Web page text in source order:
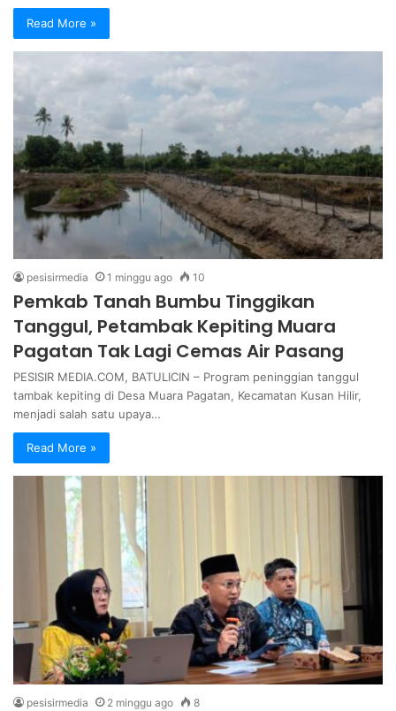
Read More »
pesisirmedia 1 minggu ago 10
Pemkab Tanah Bumbu Tinggikan
Tanggul, Petambak Kepiting Muara
Pagatan Tak Lagi Cemas Air Pasang
PESISIR MEDIA.COM, BATULICIN – Program peninggian tanggul
tambak kepiting di Desa Muara Pagatan, Kecamatan Kusan Hilir,
menjadi salah satu upaya…
Read More »
pesisirmedia 2 minggu ago 8